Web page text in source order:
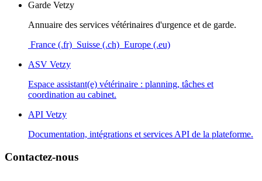
Garde Vetzy
Annuaire des services vétérinaires d'urgence et de garde.
France (.fr) Suisse (.ch) Europe (.eu)
ASV Vetzy
Espace assistant(e) vétérinaire : planning, tâches et
coordination au cabinet.
API Vetzy
Documentation, intégrations et services API de la plateforme.
Contactez-nous